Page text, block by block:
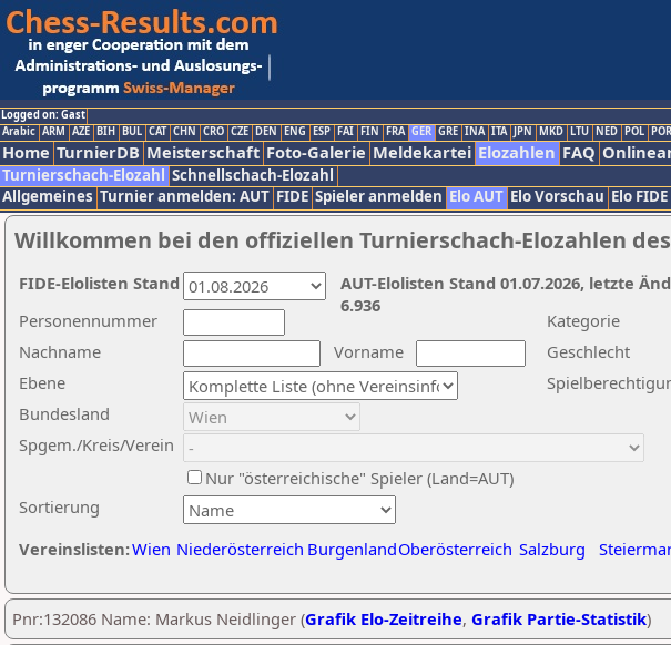
Logged on: Gast
Arabic ARM AZE BIH BUL CAT CHN CRO CZE DEN ENG ESP FAI FIN FRA GER GRE INA ITA JPN MKD LTU NED POL POR
Home TurnierDB Meisterschaft Foto-Galerie Meldekartei Elozahlen FAQ
Turnierschach-Elozahl Schnellschach-Elozahl
Allgemeines Turnier anmelden: AUT FIDE Spieler anmelden Elo AUT Elo Vorschau Elo FIDE
Willkommen bei den offiziellen Turnierschach-Elozahlen des
Nachname
Vorname
Ebene
Kategorie
Sortierung
Personennummer
Bundesland
Spgem./Kreis/Verein
Geschlecht
Nur "österreichische" Spieler (Land=AUT)
Vereinslisten:Wien Niederösterreich BurgenlandOberösterreich Salzburg
AUT-Elolisten Stand 01.07.2026, letzte
6.936
FIDE-Elolisten Stand
Pnr:132086 Name: Markus Neidlinger (Grafik Elo-Zeitreihe, Grafik Partie-Statistik)